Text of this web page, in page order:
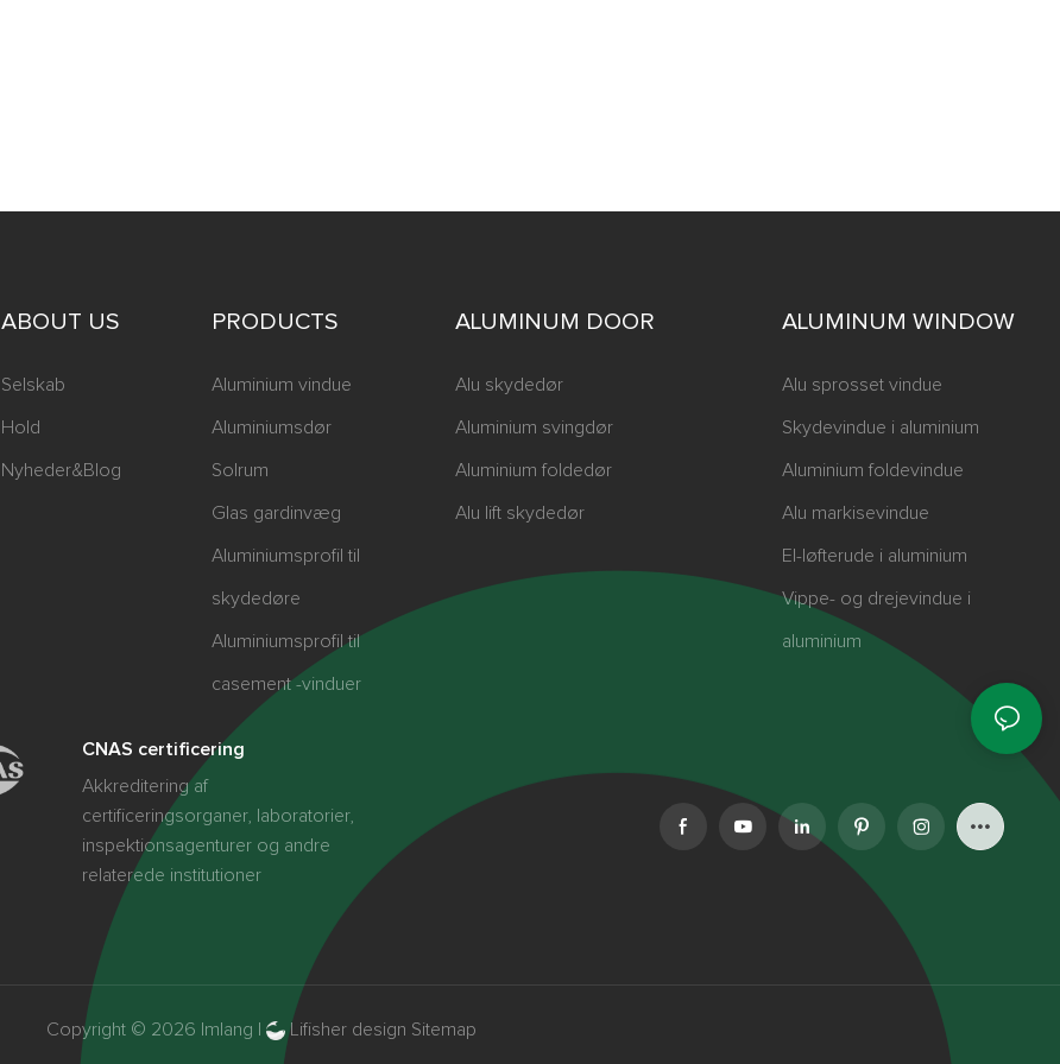
ABOUT US
Selskab
Hold
Nyheder&Blog
PRODUCTS
Aluminium vindue
Aluminiumsdør
Solrum
Glas gardinvæg
Aluminiumsprofil til
skydedøre
Aluminiumsprofil til
casement -vinduer
ALUMINUM DOOR
Alu skydedør
Aluminium svingdør
Aluminium foldedør
Alu lift skydedør
ALUMINUM WINDOW
Alu sprosset vindue
Skydevindue i aluminium
Aluminium foldevindue
Alu markisevindue
El-løfterude i aluminium
Vippe- og drejevindue i
aluminium
CNAS certificering
Akkreditering af
certificeringsorganer, laboratorier,
inspektionsagenturer og andre
relaterede institutioner
Copyright © 2026 Imlang | Lifisher design Sitemap